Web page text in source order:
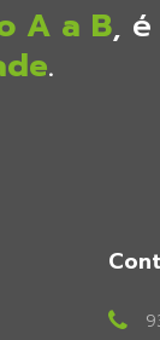
A a B, é
.